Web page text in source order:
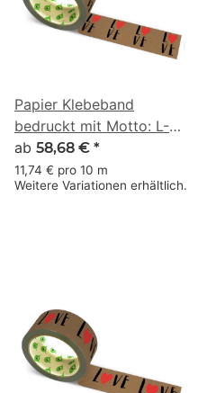
Papier Klebeband
bedruckt mit Motto: L-O-
V-E - 50 m braun
ab 58,68 € *
11,74 € pro 10 m
Weitere Variationen erhältlich.